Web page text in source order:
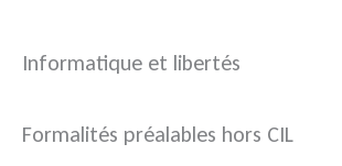
Informatique et libertés
Formalités préalables hors CIL